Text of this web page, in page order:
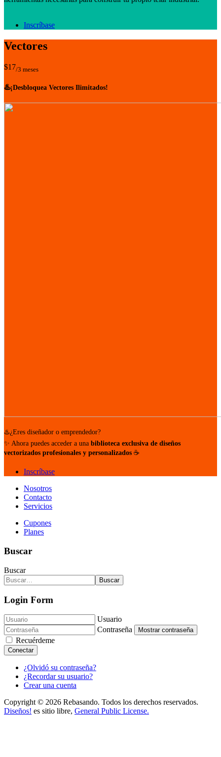
Inscríbase
Vectores
$17/3 meses
♨️¡Desbloquea Vectores Ilimitados!
♨️¿Eres diseñador o emprendedor?
✨ Ahora puedes acceder a una biblioteca exclusiva de diseños
vectorizados profesionales y personalizados ☕
Inscríbase
Nosotros
Contacto
Servicios
Cupones
Planes
Buscar
Buscar
Buscar
Login Form
Usuario
Contraseña
Mostrar contraseña
Recuérdeme
Conectar
¿Olvidó su contraseña?
¿Recordar su usuario?
Crear una cuenta
Copyright © 2026 Rebasando. Todos los derechos reservados.
Diseños! es sitio libre, General Public License.